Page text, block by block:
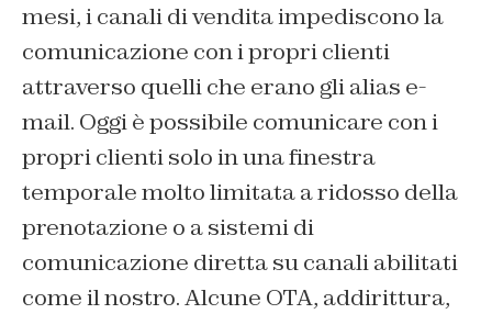
mesi, i canali di vendita impediscono la
comunicazione con i propri clienti
attraverso quelli che erano gli alias e-
mail. Oggi è possibile comunicare con i
propri clienti solo in una finestra
temporale molto limitata a ridosso della
prenotazione o a sistemi di
comunicazione diretta su canali abilitati
come il nostro. Alcune OTA, addirittura,